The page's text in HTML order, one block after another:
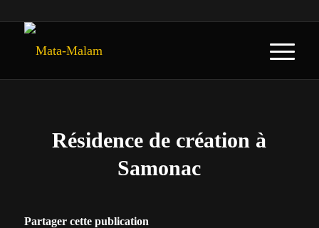
Résidence de création à
Samonac
Partager cette publication